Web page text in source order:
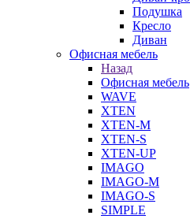
Подушка
Кресло
Диван
Офисная мебель
Назад
Офисная мебель
WAVE
XTEN
XTEN-M
XTEN-S
XTEN-UP
IMAGO
IMAGO-M
IMAGO-S
SIMPLE